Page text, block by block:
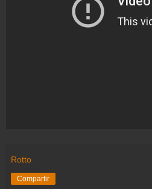
Rotto
Compartir